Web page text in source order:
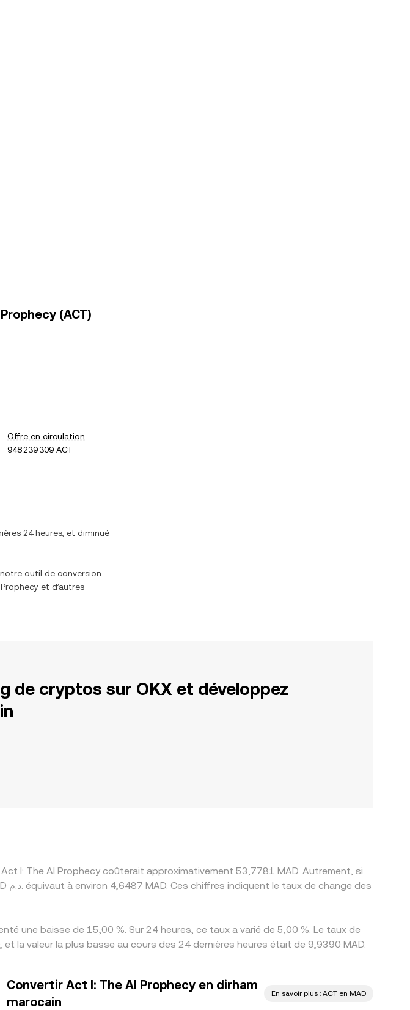
(ACT)
Offre en circulation
948 239 309 ACT
24 heures, et diminué
outil de conversion
et d’autres
de cryptos sur OKX et développez
I: The AI Prophecy coûterait approximativement 53,7781 MAD. Autrement, si
une baisse de 15,00 %. Sur 24 heures, ce taux a varié de 5,00 %. Le taux de
la valeur la plus basse au cours des 24 dernières heures était de 9,9390 MAD.
Convertir Act I: The AI Prophecy en dirham
marocain
En savoir plus : ACT en MAD